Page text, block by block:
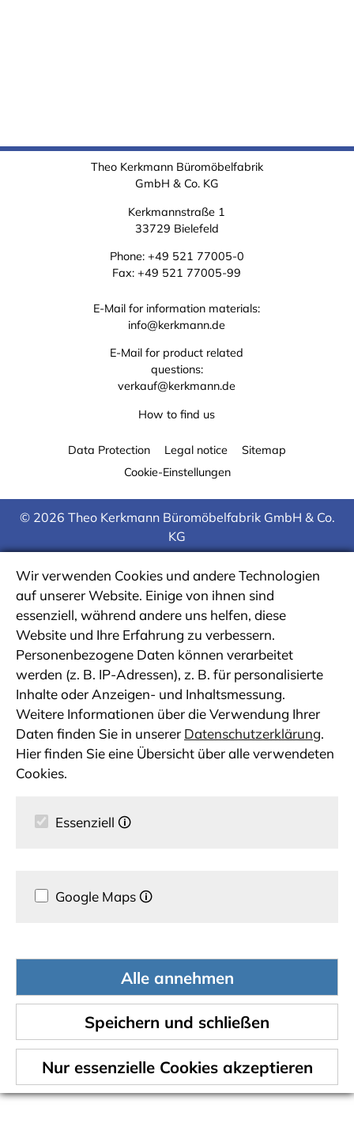
Theo Kerkmann Büromöbelfabrik
GmbH & Co. KG
Kerkmannstraße 1
33729 Bielefeld
Phone: +49 521 77005-0
Fax: +49 521 77005-99
E-Mail for information materials:
info@kerkmann.de
E-Mail for product related
questions:
verkauf@kerkmann.de
How to find us
Data Protection Legal notice
Sitemap
Cookie-Einstellungen
© 2026 Theo Kerkmann Büromöbelfabrik GmbH & Co.
KG
Wir verwenden Cookies und andere Technologien
auf unserer Website. Einige von ihnen sind
essenziell, während andere uns helfen, diese
Website und Ihre Erfahrung zu verbessern.
Personenbezogene Daten können verarbeitet
werden (z. B. IP-Adressen), z. B. für personalisierte
Inhalte oder Anzeigen- und Inhaltsmessung.
Weitere Informationen über die Verwendung Ihrer
Daten finden Sie in unserer Datenschutzerklärung.
Hier finden Sie eine Übersicht über alle verwendeten
Cookies.
Essenziell 🛈
Google Maps🛈
Alle annehmen
Speichern und schließen
Nur essenzielle Cookies akzeptieren